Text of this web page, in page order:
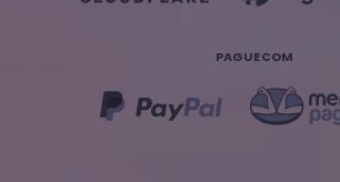
PAGUE COM